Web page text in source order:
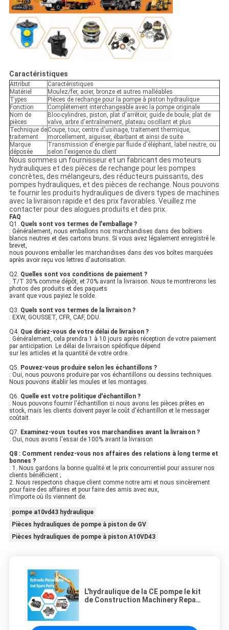
Caractéristiques
Attribut
Caractéristiques
Matériel
Moulez/fer, acier, bronze et autres malléables
Types
Pièces de rechange pour la pompe à piston hydraulique
Fonction
Complètement interchangeable avec la pompe originale
Nom de
pièces
Bloc-cylindres, piston, plat d'arrêtoir, guide de boule, plat de
valve, arbre d'entraînement, plateau oscillant et plus
Technique de
traitement
Coupe, tour, centre d'usinage, traitement thermique,
morcellement, aiguiser, ébarbant et ainsi de suite
Marque
déposée
Transmission d'énergie par fluide d'éléphant, label neutre, ou
selon l'exigence du client
Nous sommes un fournisseur et un fabricant des moteurs
hydrauliques et des pièces de rechange pour les pompes
concrètes, des mélangeurs, des réducteurs puissants, des
pompes hydrauliques, et des pièces de rechange. Nous pouvons
te fournir les produits hydrauliques de divers types de machines
avec la livraison rapide et des prix favorables. Veuillez me
contacter pour des alogues produits et des prix.
FAQ
Q1. Quels sont vos termes de l'emballage ?
: Généralement, nous emballons nos marchandises dans des boîtiers
blancs neutres et des cartons bruns. Si vous avez légalement enregistré le
brevet,
nous pouvons emballer les marchandises dans des vos boîtes marquées
après avoir reçu vos lettres d'autorisation.
Q2. Quelles sont vos conditions de paiement ?
: T/T 30% comme dépôt, et 70% avant la livraison. Nous te montrerons les
photos des produits et des paquets
avant que vous payiez le solde.
Q3. Quels sont vos termes de la livraison ?
: EXW, GOUSSET, CFR, CAF, DDU.
Q4. Que diriez-vous de votre délai de livraison ?
: Généralement, cela prendra 1 à 10 jours après réception de votre paiement
par anticipation. Le délai de livraison spécifique dépend
sur les articles et la quantité de votre ordre.
Q5. Pouvez-vous produire selon les échantillons ?
: Oui, nous pouvons produire par vos échantillons ou dessins techniques.
Nous pouvons établir les moules et les montages.
Q6. Quelle est votre politique d'échantillon ?
: Nous pouvons fournir l'échantillon si nous avons les pièces prêtes en
stock, mais les clients doivent payer le coût d'échantillon et le messager
coûtait.
Q7. Examinez-vous toutes vos marchandises avant la livraison ?
: Oui, nous avons l'essai de 100% avant la livraison
Q8 : Comment rendez-vous nos affaires des relations à long terme et
bonnes ?
: 1. Nous gardons la bonne qualité et le prix concurrentiel pour assurer nos
clients bénéficient ;
2. Nous respectons chaque client comme notre ami et nous sincèrement
pour faire des affaires et pour faire des amis avec eux,
n'importe où ils viennent de.
pompe a10vd43 hydraulique
Pièces hydrauliques de pompe à piston de GV
Pièces hydrauliques de pompe à piston A10VD43
L'hydraulique de la CE pompe le kit
de Construction Machinery Repair